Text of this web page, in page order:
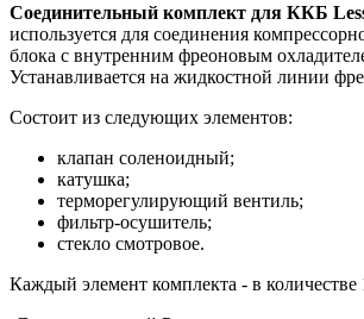
Соединительный комплект для ККБ
используется для соединения
блока с внутренним фреоновым
Устанавливается на жидкостной линии
Состоит из следующих элементов:
клапан соленоидный;
катушка;
терморегулирующий вентиль;
фильтр-осушитель;
стекло смотровое.
Каждый элемент комплекта - в количестве